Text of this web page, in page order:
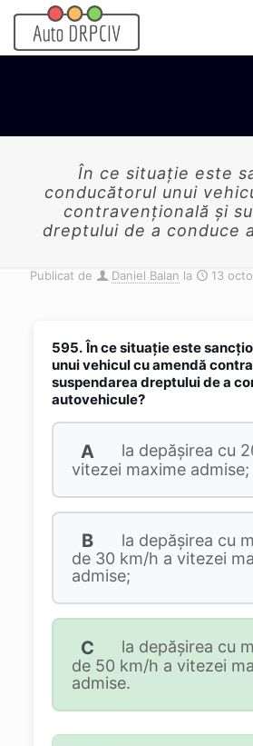
În ce situaţie este
conducătorul unui
contravenţională şi
dreptului de a conduce
Publicat de Daniel Balan la 13
595. În ce situaţie este
unui vehicul cu amendă
suspendarea dreptului de a
autovehicule?
A
la depăşirea cu
vitezei maxime admise;
B
la depăşirea cu
de 30 km/h a vitezei
admise;
C
la depăşirea cu
de 50 km/h a vitezei
admise.